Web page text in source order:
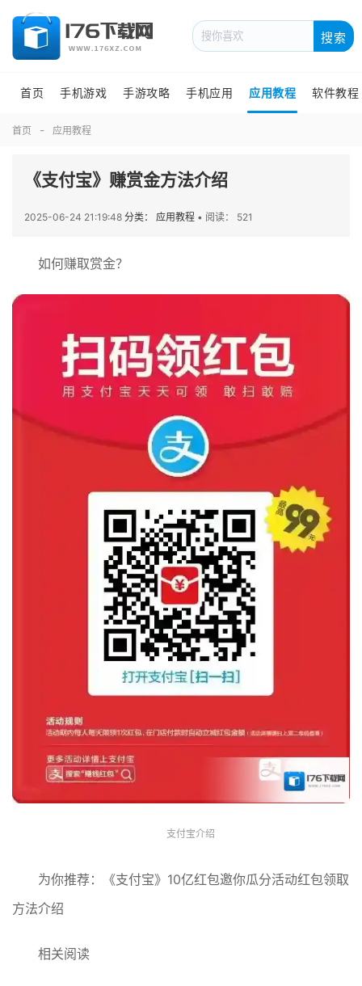
搜索
首页 手机游戏 手游攻略 手机应用 应用教程 软件教程
首页 应用教程
《支付宝》赚赏金方法介绍
2025-06-24 21:19:48 分类： 应用教程 • 阅读： 521
如何赚取赏金？
支付宝介绍
为你推荐：《支付宝》10亿红包邀你瓜分活动红包领取
方法介绍
相关阅读